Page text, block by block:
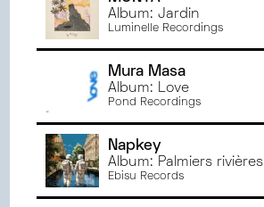
MARS
2022
Album: Jardin
Luminelle Recordings
Mura Masa
Album: Love
Pond Recordings
Napkey
Album: Palmiers rivières
Ebisu Records